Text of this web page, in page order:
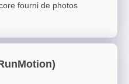
fourni de photos